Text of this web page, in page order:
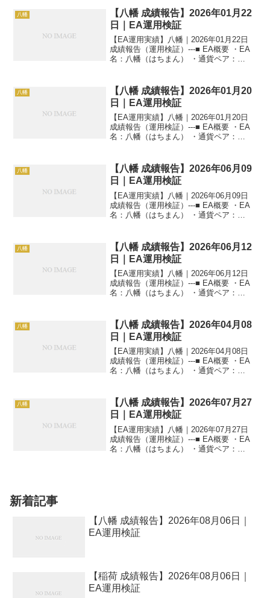
八幡
【八幡 成績報告】2026年01月22
日｜EA運用検証
【EA運用実績】八幡｜2026年01月22日
成績報告（運用検証）---■ EA概要 ・EA
名：八幡（はちまん） ・通貨ペア：
稼働 ---■ 本日の運用成...
八幡
【八幡 成績報告】2026年01月20
日｜EA運用検証
【EA運用実績】八幡｜2026年01月20日
成績報告（運用検証）---■ EA概要 ・EA
名：八幡（はちまん） ・通貨ペア：
稼働 ---■ 本日の運用成...
八幡
【八幡 成績報告】2026年06月09
日｜EA運用検証
【EA運用実績】八幡｜2026年06月09日
成績報告（運用検証）---■ EA概要 ・EA
名：八幡（はちまん） ・通貨ペア：
稼働 ---■ 本日の運用成...
八幡
【八幡 成績報告】2026年06月12
日｜EA運用検証
【EA運用実績】八幡｜2026年06月12日
成績報告（運用検証）---■ EA概要 ・EA
名：八幡（はちまん） ・通貨ペア：
稼働 ---■ 本日の運用成...
八幡
【八幡 成績報告】2026年04月08
日｜EA運用検証
【EA運用実績】八幡｜2026年04月08日
成績報告（運用検証）---■ EA概要 ・EA
名：八幡（はちまん） ・通貨ペア：
稼働 ---■ 本日の運用成...
八幡
【八幡 成績報告】2026年07月27
日｜EA運用検証
【EA運用実績】八幡｜2026年07月27日
成績報告（運用検証）---■ EA概要 ・EA
名：八幡（はちまん） ・通貨ペア：
新着記事
【八幡 成績報告】2026年08月06日｜
EA運用検証
【稲荷 成績報告】2026年08月06日｜
EA運用検証